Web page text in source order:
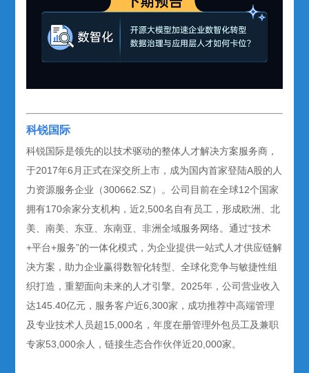
科锐国际
科锐国际是领先的以技术驱动的整体人才解决方案服务商，
于2017年6月正式在深交所上市，成为国内首家登陆A股的人
力资源服务企业（300662.SZ）。公司目前在全球12个国家
拥有170余家分支机构，近2,500名自有员工，形成欧洲、北
美、南美、东亚、东南亚、非洲全域服务网络。通过“技术
+平台+服务”的一体化模式，为企业提供一站式人才供应链解
决方案，助力企业赢得数智化转型、全球化竞争与敏捷性组
织打造，重塑面向未来的人才引擎。2025年，公司营业收入
达145.40亿元，服务客户近6,300家，成功推荐中高端管理
及专业技术人员超15,000名，年度在册管理外包员工及兼职
专家53,000余人，链接生态合作伙伴近20,000家。